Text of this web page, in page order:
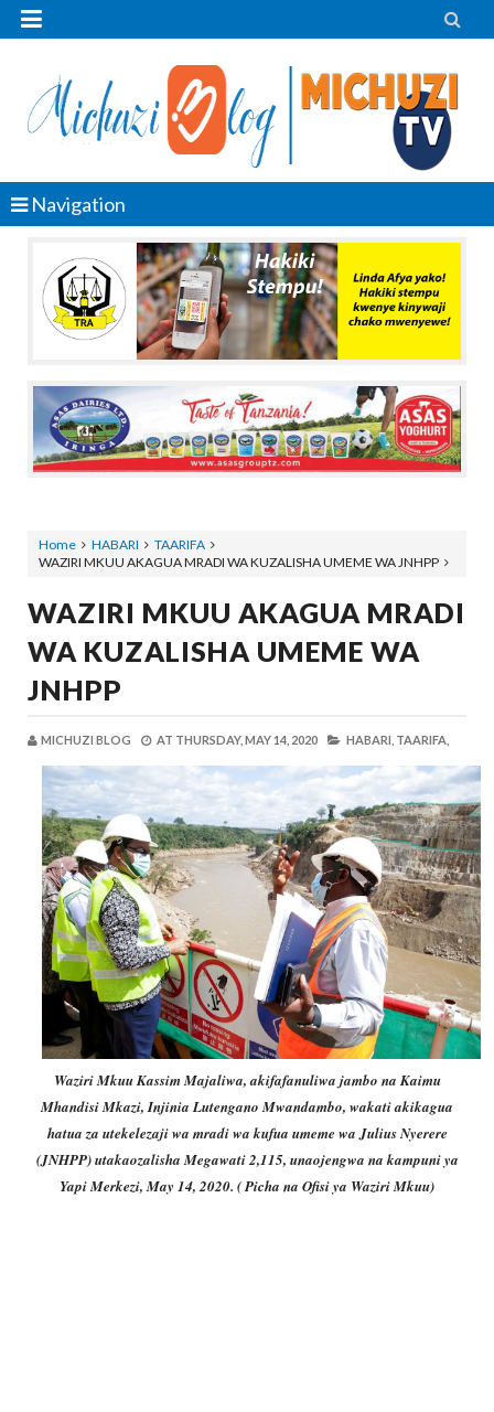
 
Navigation
Home HABARI
TAARIFA
WAZIRI MKUU AKAGUA MRADI WA KUZALISHA UMEME WA JNHPP
WAZIRI MKUU AKAGUA MRADI
WA KUZALISHA UMEME WA
JNHPP
MICHUZI BLOG AT THURSDAY, MAY 14, 2020 HABARI, TAARIFA,
Waziri Mkuu Kassim Majaliwa, akifafanuliwa jambo na Kaimu
Mhandisi Mkazi, Injinia Lutengano Mwandambo, wakati akikagua
hatua za utekelezaji wa mradi wa kufua umeme wa Julius Nyerere
(JNHPP) utakaozalisha Megawati 2,115, unaojengwa na kampuni ya
Yapi Merkezi, May 14, 2020. ( Picha na Ofisi ya Waziri Mkuu)